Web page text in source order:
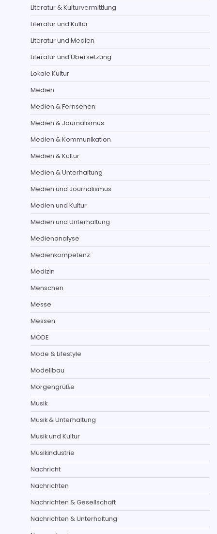
Literatur & Kulturvermittlung
Literatur und Kultur
Literatur und Medien
Literatur und Übersetzung
Lokale Kultur
Medien
Medien & Fernsehen
Medien & Journalismus
Medien & Kommunikation
Medien & Kultur
Medien & Unterhaltung
Medien und Journalismus
Medien und Kultur
Medien und Unterhaltung
Medienanalyse
Medienkompetenz
Medizin
Menschen
Messe
Messen
MODE
Mode & Lifestyle
Modellbau
Morgengrüße
Musik
Musik & Unterhaltung
Musik und Kultur
Musikindustrie
Nachricht
Nachrichten
Nachrichten & Gesellschaft
Nachrichten & Unterhaltung